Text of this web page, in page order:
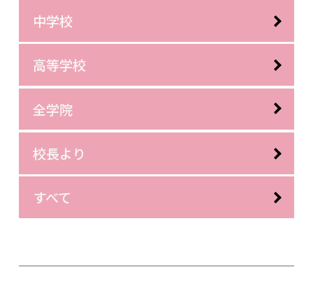
中学校
高等学校
全学院
校長より
すべて